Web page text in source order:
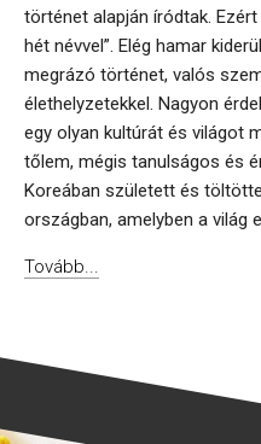
történet alapján íródtak.
hét névvel”. Elég hamar
megrázó történet, valós
élethelyzetekkel. Nagyon
egy olyan kultúrát és világot
tőlem, mégis tanulságos és
Koreában született és
országban, amelyben a világ
Tovább...